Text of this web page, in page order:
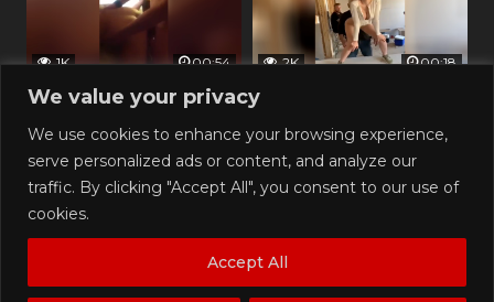
We value your privacy
We use cookies to enhance your browsing experience,
serve personalized ads or content, and analyze our
traffic. By clicking "Accept All", you consent to our use of
cookies.
Accept All
1K
00:54
marito e dall'amico
2K
00:18
l'animatrice giusta per le
feste tra amici